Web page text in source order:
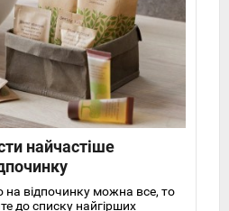
найчастіше
відпочинку можна все, то
до списку найгірших